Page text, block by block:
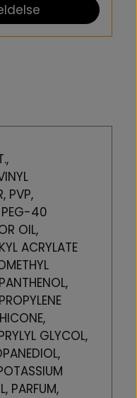
PVP,
PEG-40
OIL,
ACRYLATE
GLYCOL,
PARFUM,